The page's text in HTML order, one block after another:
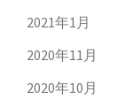
2021年1月
2020年11月
2020年10月